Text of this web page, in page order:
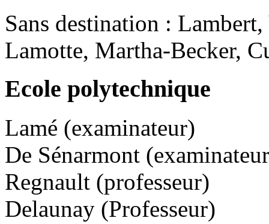
Sans destination :
Lamotte, Martha-Becker,
Ecole polytechnique
Lamé (examinateur)
De Sénarmont
Regnault (professeur)
Delaunay (Professeur)